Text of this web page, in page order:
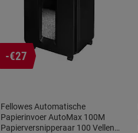
-€27
Fellowes Automatische
Papierinvoer AutoMax 100M
Papierversnipperaar 100 Vellen